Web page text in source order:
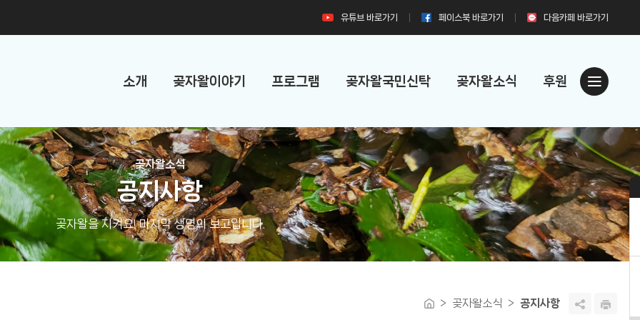
유튜브 바로가기 페이스북 바로가기 다음카페 바로가기
소개 곶자왈이야기 프로그램 곶자왈국민신탁 곶자왈소식 후원
곶자왈소식
공지사항
곶자왈을 지켜요! 마지막 생명의 보고입니다.
곶자왈소식 공지사항